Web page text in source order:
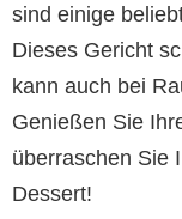
sind einige
Dieses Gericht
kann auch bei
Genießen Sie
überraschen Sie
Dessert!